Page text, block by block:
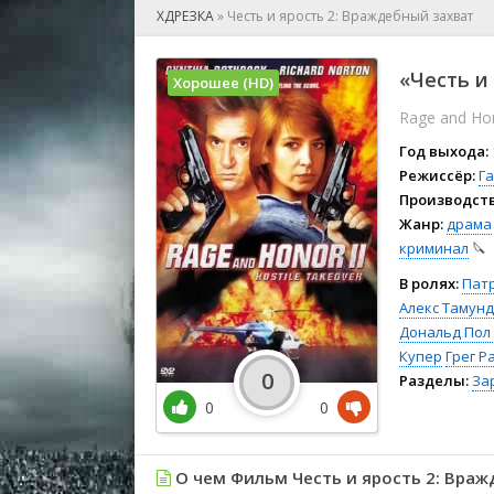
🕺 Мюзикл
👨‍💻
🎤 Ток-
🧙‍♀️
🏅
ХДРЕЗКА» Честь и ярость 2: Враждебный захват
«Честь
Rage and
Год выхода:
Режиссёр:
Жанр:драма
криминал 🔪
В ролях:
Алекс
Дональд
Купер Грег
Разделы:
Хорошее (HD)
0
0
0
О чем Фильм Честь и ярость 2: